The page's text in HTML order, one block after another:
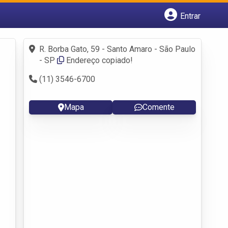
Entrar
Fazer login
Criar conta
R. Borba Gato, 59 - Santo Amaro - São Paulo
- SP
Endereço copiado!
(11) 3546-6700
Mapa Comente